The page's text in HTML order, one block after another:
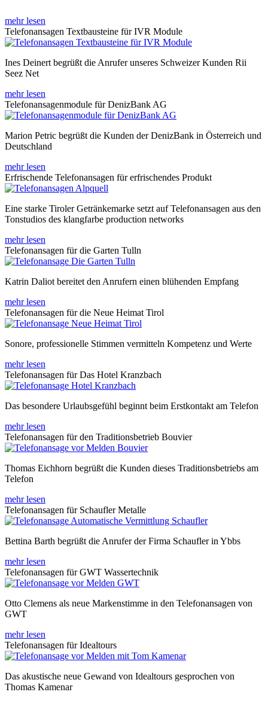
mehr lesen
Telefonansagen Textbausteine für IVR Module
Ines Deinert begrüßt die Anrufer unseres Schweizer Kunden Rii
Seez Net
mehr lesen
Telefonansagenmodule für DenizBank AG
Marion Petric begrüßt die Kunden der DenizBank in Österreich und
Deutschland
mehr lesen
Erfrischende Telefonansagen für erfrischendes Produkt
Eine starke Tiroler Getränkemarke setzt auf Telefonansagen aus den
Tonstudios des klangfarbe production networks
mehr lesen
Telefonansagen für die Garten Tulln
Katrin Daliot bereitet den Anrufern einen blühenden Empfang
mehr lesen
Telefonansagen für die Neue Heimat Tirol
Sonore, professionelle Stimmen vermitteln Kompetenz und Werte
mehr lesen
Telefonansagen für Das Hotel Kranzbach
Das besondere Urlaubsgefühl beginnt beim Erstkontakt am Telefon
mehr lesen
Telefonansagen für den Traditionsbetrieb Bouvier
Thomas Eichhorn begrüßt die Kunden dieses Traditionsbetriebs am
Telefon
mehr lesen
Telefonansagen für Schaufler Metalle
Bettina Barth begrüßt die Anrufer der Firma Schaufler in Ybbs
mehr lesen
Telefonansagen für GWT Wassertechnik
Otto Clemens als neue Markenstimme in den Telefonansagen von
GWT
mehr lesen
Telefonansagen für Idealtours
Das akustische neue Gewand von Idealtours gesprochen von
Thomas Kamenar